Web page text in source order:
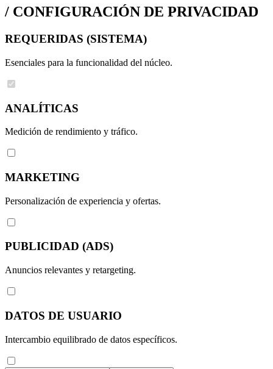
/ CONFIGURACIÓN DE PRIVACIDAD
REQUERIDAS (SISTEMA)
Esenciales para la funcionalidad del núcleo.
ANALÍTICAS
Medición de rendimiento y tráfico.
MARKETING
Personalización de experiencia y ofertas.
PUBLICIDAD (ADS)
Anuncios relevantes y retargeting.
DATOS DE USUARIO
Intercambio equilibrado de datos específicos.